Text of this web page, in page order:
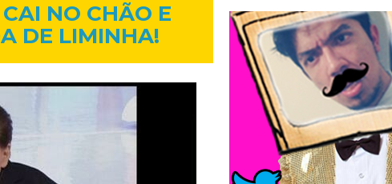
NO CHÃO E
DE LIMINHA!